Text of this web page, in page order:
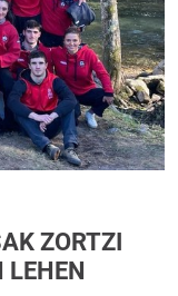
ZORTZI